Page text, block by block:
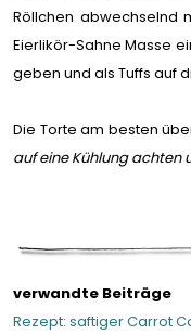
Röllchen abwechselnd
Eierlikör-Sahne Masse
geben und als Tuffs auf
Die Torte am besten
auf eine Kühlung achten
verwandte Beiträge
Rezept: saftiger Carrot